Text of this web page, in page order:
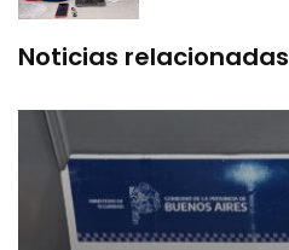
Noticias relacionadas